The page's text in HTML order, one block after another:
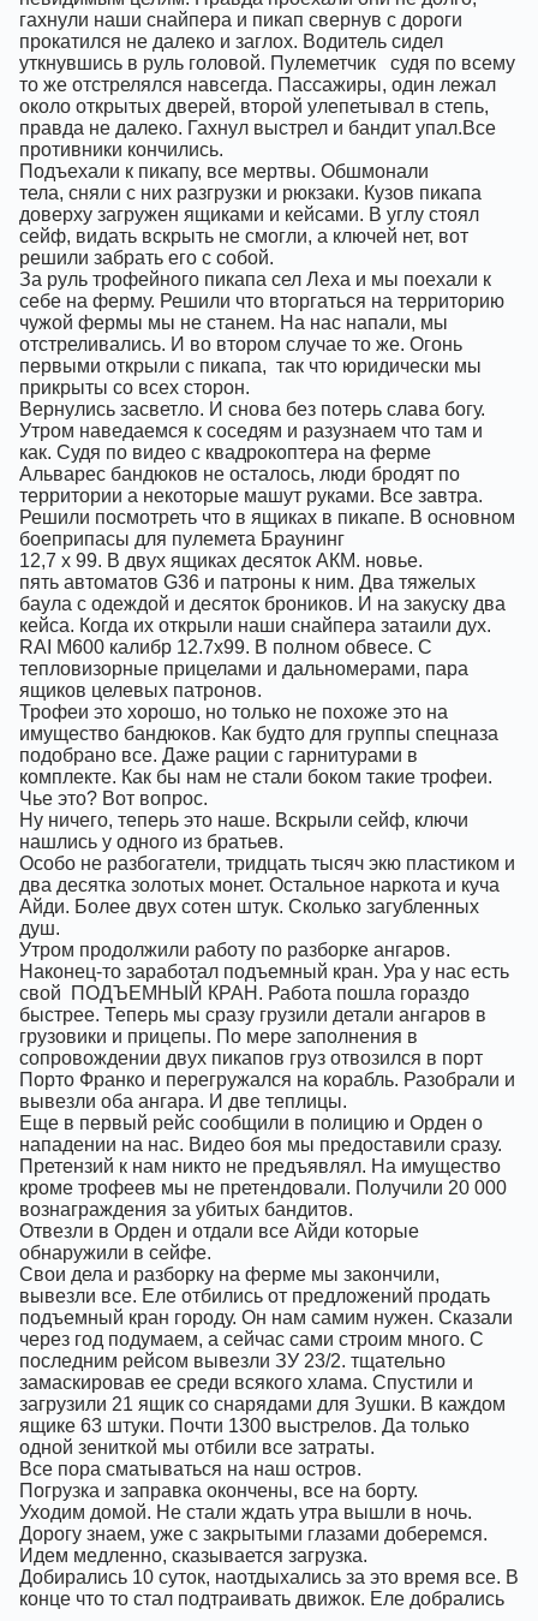
гахнули наши снайпера и пикап свернув с дороги
прокатился не далеко и заглох. Водитель сидел
уткнувшись в руль головой. Пулеметчик
судя по всему
то же отстрелялся навсегда. Пассажиры, один лежал
около открытых дверей, второй улепетывал в степь,
правда не далеко. Гахнул выстрел и бандит упал.Все
противники кончились.
Подъехали к пикапу, все мертвы. Обшмонали
тела, сняли с них разгрузки и рюкзаки. Кузов пикапа
доверху загружен ящиками и кейсами. В углу стоял
сейф, видать вскрыть не смогли, а ключей нет, вот
решили забрать его с собой.
За руль трофейного пикапа сел Леха и мы поехали к
себе на ферму. Решили что вторгаться на территорию
чужой фермы мы не станем. На нас напали, мы
отстреливались. И во втором случае то же. Огонь
первыми открыли с пикапа, так что юридически мы
прикрыты со всех сторон.
Вернулись засветло. И снова без потерь слава богу.
Утром наведаемся к соседям и разузнаем что там и
как. Судя по видео с квадрокоптера на ферме
Альварес бандюков не осталось, люди бродят по
территории а некоторые машут руками. Все завтра.
Решили посмотреть что в ящиках в пикапе. В основном
боеприпасы для пулемета Браунинг
12,7 х 99. В двух ящиках десяток АКМ. новье.
пять автоматов G36 и патроны к ним. Два тяжелых
баула с одеждой и десяток броников. И на закуску два
кейса. Когда их открыли наши снайпера затаили дух.
RAI M600 калибр 12.7х99. В полном обвесе. С
тепловизорные прицелами и дальномерами, пара
ящиков целевых патронов.
Трофеи это хорошо, но только не похоже это на
имущество бандюков. Как будто для группы спецназа
подобрано все. Даже рации с гарнитурами в
комплекте. Как бы нам не стали боком такие трофеи.
Чье это? Вот вопрос.
Ну ничего, теперь это наше. Вскрыли сейф, ключи
нашлись у одного из братьев.
Особо не разбогатели, тридцать тысяч экю пластиком и
два десятка золотых монет. Остальное наркота и куча
Айди. Более двух сотен штук. Сколько загубленных
душ.
Утром продолжили работу по разборке ангаров.
Наконец-то заработал подъемный кран. Ура у нас есть
свой
ПОДЪЕМНЫЙ КРАН. Работа пошла гораздо
быстрее. Теперь мы сразу грузили детали ангаров в
грузовики и прицепы. По мере заполнения в
сопровождении двух пикапов груз отвозился в порт
Порто Франко и перегружался на корабль. Разобрали и
вывезли оба ангара. И две теплицы.
Еще в первый рейс сообщили в полицию и Орден о
нападении на нас. Видео боя мы предоставили сразу.
Претензий к нам никто не предъявлял. На имущество
кроме трофеев мы не претендовали. Получили 20 000
вознаграждения за убитых бандитов.
Отвезли в Орден и отдали все Айди которые
обнаружили в сейфе.
Свои дела и разборку на ферме мы закончили,
вывезли все. Еле отбились от предложений продать
подъемный кран городу. Он нам самим нужен. Сказали
через год подумаем, а сейчас сами строим много. С
последним рейсом вывезли ЗУ 23/2. тщательно
замаскировав ее среди всякого хлама. Спустили и
загрузили 21 ящик со снарядами для Зушки. В каждом
ящике 63 штуки. Почти 1300 выстрелов. Да только
одной зениткой мы отбили все затраты.
Все пора сматываться на наш остров.
Погрузка и заправка окончены, все на борту.
Уходим домой. Не стали ждать утра вышли в ночь.
Дорогу знаем, уже с закрытыми глазами доберемся.
Идем медленно, сказывается загрузка.
Добирались 10 суток, наотдыхались за это время все. В
конце что то стал подтраивать движок. Еле добрались